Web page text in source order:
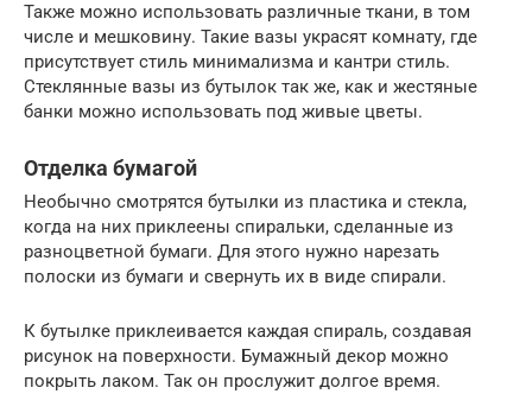
Также можно использовать различные ткани, в том
числе и мешковину. Такие вазы украсят комнату, где
присутствует стиль минимализма и кантри стиль.
Стеклянные вазы из бутылок так же, как и жестяные
банки можно использовать под живые цветы.
Отделка бумагой
Необычно смотрятся бутылки из пластика и стекла,
когда на них приклеены спиральки, сделанные из
разноцветной бумаги. Для этого нужно нарезать
полоски из бумаги и свернуть их в виде спирали.
К бутылке приклеивается каждая спираль, создавая
рисунок на поверхности. Бумажный декор можно
покрыть лаком. Так он прослужит долгое время.